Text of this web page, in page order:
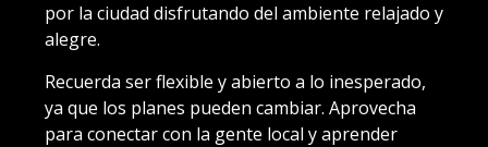
por la ciudad disfrutando del ambiente relajado y
alegre.
Recuerda ser flexible y abierto a lo inesperado,
ya que los planes pueden cambiar. Aprovecha
para conectar con la gente local y aprender